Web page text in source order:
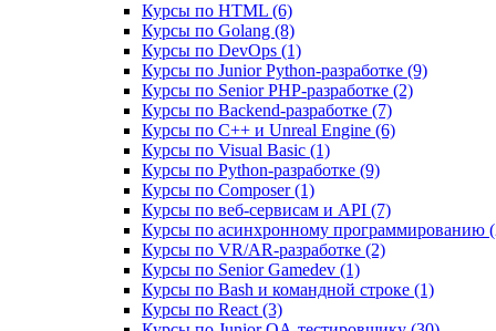
Курсы по HTML (6)
Курсы по Golang (8)
Курсы по DevOps (1)
Курсы по Junior Python-разработке (9)
Курсы по Senior PHP-разработке (2)
Курсы по Backend‑разработке (7)
Курсы по C++ и Unreal Engine (6)
Курсы по Visual Basic (1)
Курсы по Python-разработке (9)
Курсы по Composer (1)
Курсы по веб‑сервисам и API (7)
Курсы по асинхронному программированию
Курсы по VR/AR‑разработке (2)
Курсы по Senior Gamedev (1)
Курсы по Bash и командной строке (1)
Курсы по React (3)